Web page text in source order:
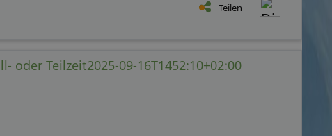
Teilen
oder Teilzeit2025-09-16T1452:10+02:00